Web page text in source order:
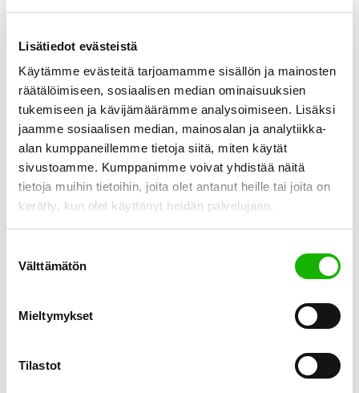
Lisätiedot evästeistä
Käytämme evästeitä tarjoamamme sisällön ja mainosten
räätälöimiseen, sosiaalisen median ominaisuuksien
tukemiseen ja kävijämäärämme analysoimiseen. Lisäksi
jaamme sosiaalisen median, mainosalan ja analytiikka-
alan kumppaneillemme tietoja siitä, miten käytät
sivustoamme. Kumppanimme voivat yhdistää näitä
tietoja muihin tietoihin, joita olet antanut heille tai joita on
kerätty, kun olet käyttänyt heidän palvelujaan.
valinta
Välttämätön
Mieltymykset
Tilastot
Myynnillisen asiakaspalvelumme tiimipäälliköt ovat
keskeisessä roolissa asiakkaan kanssa tehtävässä
yhteistyössä. Päivittäinen työ eri sidosryhmien kanssa –
esimerkiksi laadun, asiakastyytyväisyyden, prosessien ja
pilottien parissa on opettanut meille, miten hyvä yhteistyö
luo lisäarvoa ja vahvistaa asiakaskokemusta. Syyskuussa
asiakaspalvelutiimimme ja asiakkaamme Team Leaderit,
kokoontuivat yhteiseen tiimipäivään. Päivän aikana
keskityimme yhteistyöhön, prosessien kehittämiseen […]